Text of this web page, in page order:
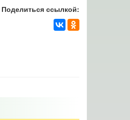
Поделиться ссылкой: